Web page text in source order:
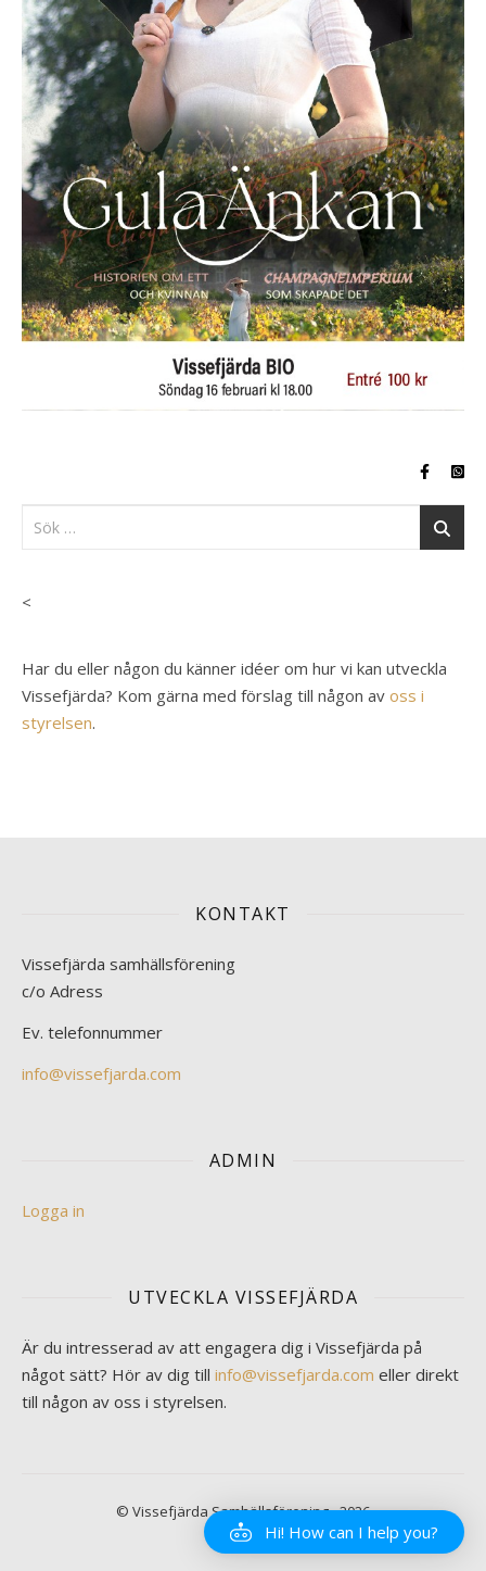
<
Har du eller någon du känner idéer om hur vi kan utveckla
Vissefjärda? Kom gärna med förslag till någon av oss i
styrelsen.
KONTAKT
Vissefjärda samhällsförening
c/o Adress
Ev. telefonnummer
info@vissefjarda.com
ADMIN
Logga in
UTVECKLA VISSEFJÄRDA
Är du intresserad av att engagera dig i Vissefjärda på
något sätt? Hör av dig till info@vissefjarda.com eller direkt
till någon av oss i styrelsen.
© Vissefjärda Samhällsförening - 2026
Hi! How can I help you?